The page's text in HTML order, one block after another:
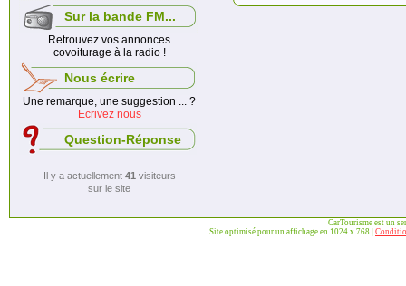
Sur la bande FM...
Retrouvez vos annonces
covoiturage à la radio !
Nous écrire
Une remarque, une suggestion ... ?
Ecrivez nous
Question-Réponse
Il y a actuellement 41 visiteurs
sur le site
CarTourisme est un
Site optimisé pour un affichage en 1024 x 768 |